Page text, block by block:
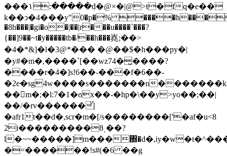
���١:�����ܲd�@×�|@>t�fq�e��
k��ͻ�4���y"0�p�%
�8h���|�gi�o�|��|r���u����`���?
{��]9��~t�y�����tb�/��h���嶤;��>
�4�*&]�l�3@*��� �@��$�h���py�|
�y#�m�,����`[��wz74�̫����?
����r�4�]s!6��-���f�6��-
�2e�sg4w����s�������n
��񠅶m�;�l:7�1�ϭx��-�hp�\��y>yo��;��|
��/�rv������ͮ|
�afr1t��d�,scr�m�[/s��������['�af�u<8
2i���������8ˌ��?
l�~~�����]m���
�=������ǃs#(�6 ��g